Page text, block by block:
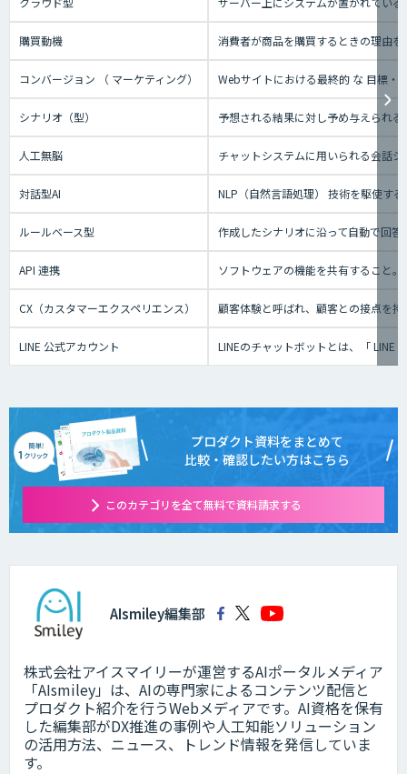
購買動機 消費者が商品を購買するときの理由
コンバージョン （ マーケティング） Webサイトにおける最終的 な 目標・
シナリオ（型） 予想される結果に対し予め与えられ
人工無脳 チャットシステムに用いられる会話
対話型AI NLP（自然言語処理） 技術を駆使す
ルールベース型 作成したシナリオに沿って自動で回
API 連携 ソフトウェアの機能を共有すること
CX（カスタマーエクスペリエンス） 顧客体験と呼ばれ、顧客との接点を
LINE 公式アカウント LINEのチャットボットとは、「 LINE
プロダクト資料をまとめて
比較・確認したい方はこちら
このカテゴリを全て無料で資料請求する
AIsmiley編集部
株式会社アイスマイリーが運営するAIポータルメディア
「AIsmiley」は、AIの専門家によるコンテンツ配信と
プロダクト紹介を行うWebメディアです。AI資格を保有
した編集部がDX推進の事例や人工知能ソリューション
の活用方法、ニュース、トレンド情報を発信していま
す。